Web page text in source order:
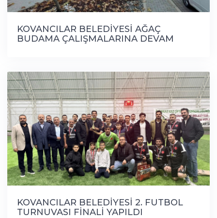
KOVANCILAR BELEDİYESİ AĞAÇ
BUDAMA ÇALIŞMALARINA DEVAM
KOVANCILAR BELEDİYESİ 2. FUTBOL
TURNUVASI FİNALİ YAPILDI